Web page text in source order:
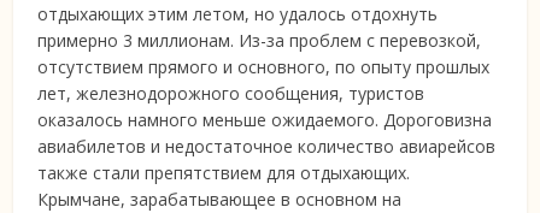
отдыхающих этим летом, но удалось отдохнуть
примерно 3 миллионам. Из-за проблем с перевозкой,
отсутствием прямого и основного, по опыту прошлых
лет, железнодорожного сообщения, туристов
оказалось намного меньше ожидаемого. Дороговизна
авиабилетов и недостаточное количество авиарейсов
также стали препятствием для отдыхающих.
Крымчане, зарабатывающее в основном на